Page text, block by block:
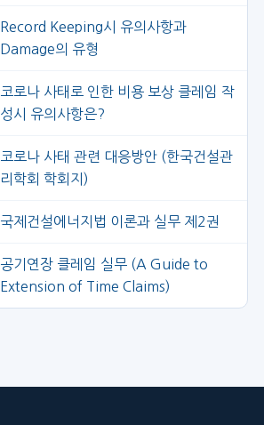
Record Keeping시 유의사항과
Damage의 유형
코로나 사태로 인한 비용 보상 클레임 작
성시 유의사항은?
코로나 사태 관련 대응방안 (한국건설관
리학회 학회지)
국제건설에너지법 이론과 실무 제2권
공기연장 클레임 실무 (A Guide to
Extension of Time Claims)